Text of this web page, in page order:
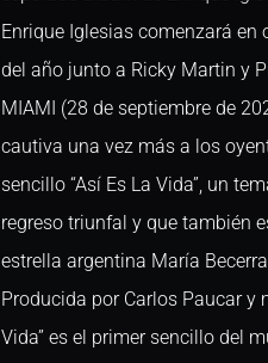
Enrique Iglesias comenzará
del año junto a Ricky Martin y
MIAMI (28 de septiembre de
cautiva una vez más a los
sencillo “Así Es La Vida”, un
regreso triunfal y que también
estrella argentina María
Producida por Carlos Paucar y
Vida” es el primer sencillo del